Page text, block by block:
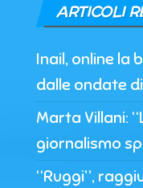
ARTICOLI
Inail, online la
dalle ondate
Marta Villani:
giornalismo
“Ruggi”,